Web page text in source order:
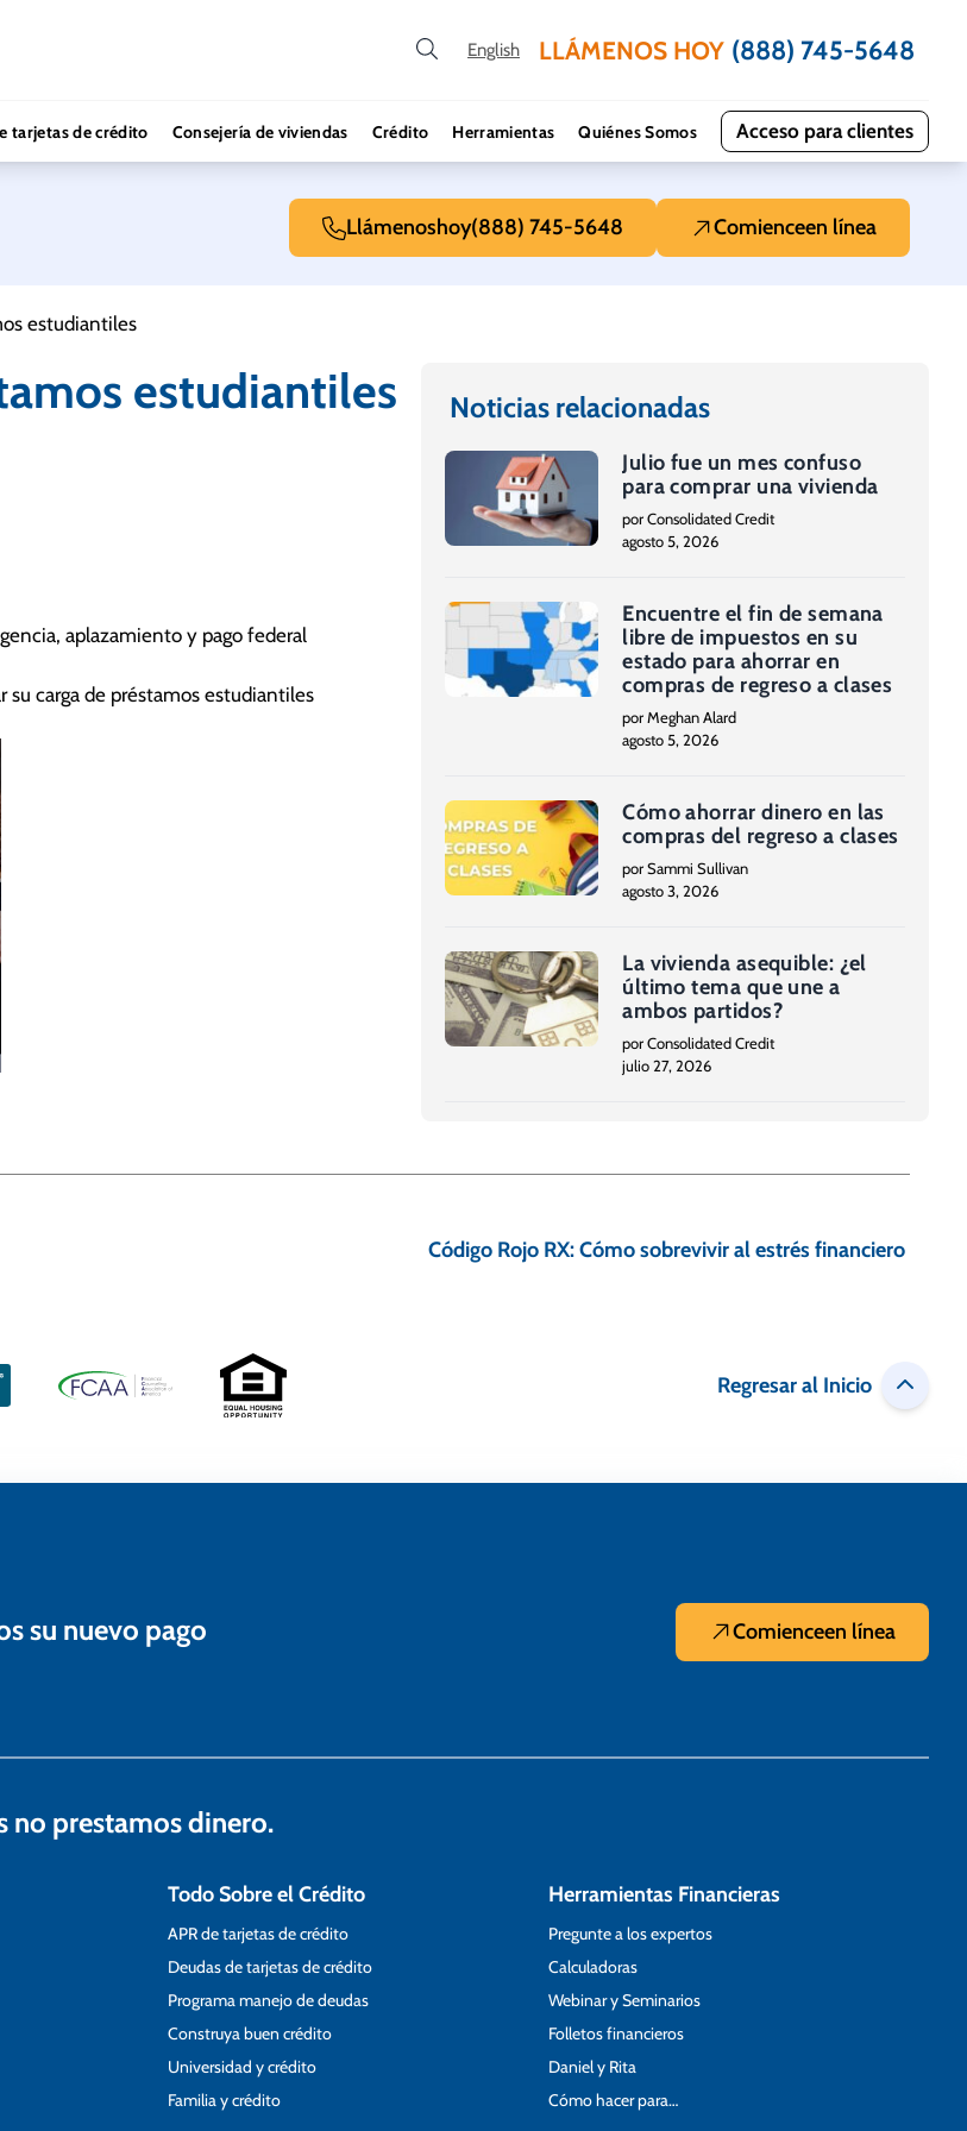
English LLÁMENOS HOY (888) 745-5648
tarjetas de crédito Consejería de viviendas Crédito Herramientas Quiénes Somos Acceso para clientes
Llámenoshoy(888) 745-5648 Comienceen línea
estudiantiles
estudiantiles
aplazamiento y pago federal
carga de préstamos estudiantiles
Noticias relacionadas
Julio fue un mes confuso
para comprar una vivienda
por Consolidated Credit
agosto 5, 2026
Encuentre el fin de semana
libre de impuestos en su
estado para ahorrar en
compras de regreso a clases
por Meghan Alard
agosto 5, 2026
Cómo ahorrar dinero en las
compras del regreso a clases
por Sammi Sullivan
agosto 3, 2026
La vivienda asequible: ¿el
último tema que une a
ambos partidos?
por Consolidated Credit
julio 27, 2026
Código Rojo RX: Cómo sobrevivir al estrés financiero
Regresar al Inicio
su nuevo pago
Comienceen línea
no prestamos dinero.
Todo Sobre el Crédito
APR de tarjetas de crédito
Deudas de tarjetas de crédito
Programa manejo de deudas
Construya buen crédito
Universidad y crédito
Familia y crédito
Herramientas Financieras
Pregunte a los expertos
Calculadoras
Webinar y Seminarios
Folletos financieros
Daniel y Rita
Cómo hacer para…